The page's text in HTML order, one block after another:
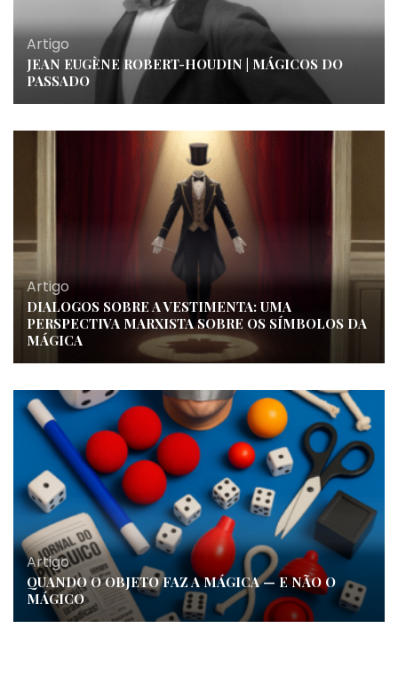
Artigo
JEAN EUGÈNE ROBERT-HOUDIN | MÁGICOS DO
PASSADO
Artigo
DIALOGOS SOBRE A VESTIMENTA: UMA
PERSPECTIVA MARXISTA SOBRE OS SÍMBOLOS DA
MÁGICA
Artigo
QUANDO O OBJETO FAZ A MÁGICA — E NÃO O
MÁGICO